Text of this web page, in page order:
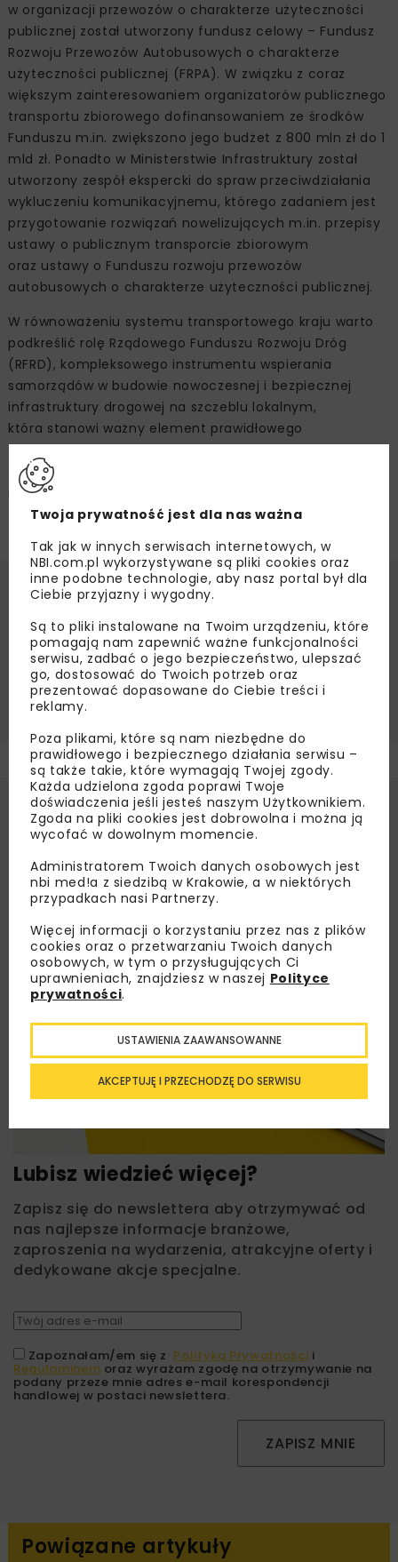
w organizacji przewozów o charakterze użyteczności
publicznej został utworzony fundusz celowy – Fundusz
Rozwoju Przewozów Autobusowych o charakterze
użyteczności publicznej (FRPA). W związku z coraz
większym zainteresowaniem organizatorów publicznego
transportu zbiorowego dofinansowaniem ze środków
Funduszu m.in. zwiększono jego budżet z 800 mln zł do 1
mld zł. Ponadto w Ministerstwie Infrastruktury został
utworzony zespół ekspercki do spraw przeciwdziałania
wykluczeniu komunikacyjnemu, którego zadaniem jest
przygotowanie rozwiązań nowelizujących m.in. przepisy
ustawy o publicznym transporcie zbiorowym
oraz ustawy o Funduszu rozwoju przewozów
autobusowych o charakterze użyteczności publicznej.
W równoważeniu systemu transportowego kraju warto
podkreślić rolę Rządowego Funduszu Rozwoju Dróg
(RFRD), kompleksowego instrumentu wspierania
samorządów w budowie nowoczesnej i bezpiecznej
infrastruktury drogowej na szczeblu lokalnym,
która stanowi ważny element prawidłowego
funkcjonowania i rozwoju gospodarki oraz przyczynia się
do poprawy poziomu życia obywateli. W budżecie RFRD
na 2025 r. na wsparcie inwestycji samorządowych
zaplanowano 2,7 mld zł.
Źródło:Ministerstwo Infrastruktury,
FRPA
KRAJOWA STRATEGIA TRANSPORTOWA
MINISTERSTWO INFRASTRUKTURY
RFRD
TABOR KOLEJOWY
TRANSPORT KOLEJOWY
Lubisz wiedzieć więcej?
Zapisz się do newslettera aby otrzymywać od
nas najlepsze informacje branżowe,
zaproszenia na wydarzenia, atrakcyjne oferty i
dedykowane akcje specjalne.
Zapoznałam/em się z Polityką Prywatności i
Regulaminem oraz wyrażam zgodę na otrzymywanie na
podany przeze mnie adres e-mail korespondencji
handlowej w postaci newslettera.
ZAPISZ MNIE
Powiązane artykuły
Twoja prywatność jest dla nas ważna
Tak jak w innych serwisach internetowych, w
NBI.com.pl wykorzystywane są pliki cookies oraz
inne podobne technologie, aby nasz portal był dla
Ciebie przyjazny i wygodny.
Są to pliki instalowane na Twoim urządzeniu, które
pomagają nam zapewnić ważne funkcjonalności
serwisu, zadbać o jego bezpieczeństwo, ulepszać
go, dostosować do Twoich potrzeb oraz
prezentować dopasowane do Ciebie treści i
reklamy.
Poza plikami, które są nam niezbędne do
prawidłowego i bezpiecznego działania serwisu –
są także takie, które wymagają Twojej zgody.
Każda udzielona zgoda poprawi Twoje
doświadczenia jeśli jesteś naszym Użytkownikiem.
Zgoda na pliki cookies jest dobrowolna i można ją
wycofać w dowolnym momencie.
Administratorem Twoich danych osobowych jest
nbi med!a z siedzibą w Krakowie, a w niektórych
przypadkach nasi Partnerzy.
Więcej informacji o korzystaniu przez nas z plików
cookies oraz o przetwarzaniu Twoich danych
osobowych, w tym o przysługujących Ci
uprawnieniach, znajdziesz w naszej Polityce
prywatności.
AKCEPTUJĘ I PRZECHODZĘ DO SERWISU
USTAWIENIA ZAAWANSOWANNE